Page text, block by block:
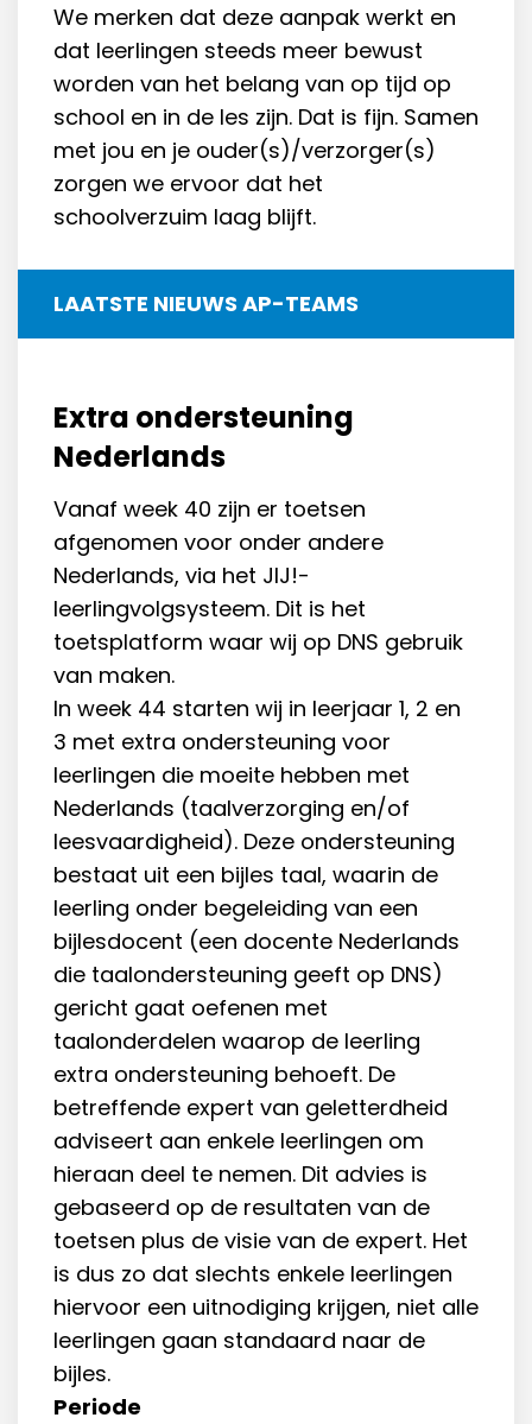
We merken dat deze aanpak werkt en
dat leerlingen steeds meer bewust
worden van het belang van op tijd op
school en in de les zijn. Dat is fijn. Samen
met jou en je ouder(s)/verzorger(s)
zorgen we ervoor dat het
schoolverzuim laag blijft.
LAATSTE NIEUWS AP-TEAMS
Extra ondersteuning
Nederlands
Vanaf week 40 zijn er toetsen
afgenomen voor onder andere
Nederlands, via het JIJ!-
leerlingvolgsysteem. Dit is het
toetsplatform waar wij op DNS gebruik
van maken.
In week 44 starten wij in leerjaar 1, 2 en
3 met extra ondersteuning voor
leerlingen die moeite hebben met
Nederlands (taalverzorging en/of
leesvaardigheid). Deze ondersteuning
bestaat uit een bijles taal, waarin de
leerling onder begeleiding van een
bijlesdocent (een docente Nederlands
die taalondersteuning geeft op DNS)
gericht gaat oefenen met
taalonderdelen waarop de leerling
extra ondersteuning behoeft. De
betreffende expert van geletterdheid
adviseert aan enkele leerlingen om
hieraan deel te nemen. Dit advies is
gebaseerd op de resultaten van de
toetsen plus de visie van de expert. Het
is dus zo dat slechts enkele leerlingen
hiervoor een uitnodiging krijgen, niet alle
leerlingen gaan standaard naar de
bijles.
Periode